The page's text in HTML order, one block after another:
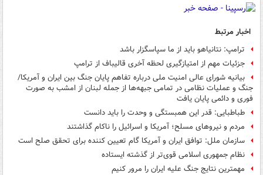
اخبار مرتبط
ترامپ: نتانیاهو باید از ما سپاسگزار باشد
جزئیات مهم از امتیازگیری لحظه آخری قالیباف از ترامپ
بیانیه شورای عالی امنیت ملی درباره تفاهم پایان جنگ بین ایران و آمریکا/
جنگ و عملیات نظامی در تمامی جبهه‌ها از جمله لبنان از امشب به صورت
فوری و دائمی پایان یافت
طباطبایی: قدر این همبستگی و وحدت را باید دانست
مردم و نیروهای مسلح؛ آمریکا و اسرائیل را ناکام گذاشتند
سازمان ملل: توافق ایران و آمریکا گام تعیین کننده برای تحقق صلح است
نظام جمهوری اسلامی قوی‌تر از گذشته ایستاده
مهمترین نتایج جنگ علیه ایران را مرور کنیم